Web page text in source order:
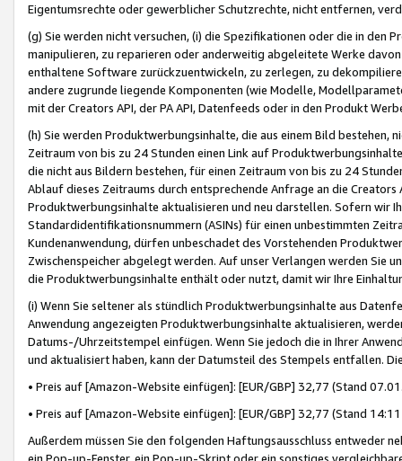
Eigentumsrechte oder gewerblicher Schutzrechte, nicht entfernen,
(g) Sie werden nicht versuchen, (i) die Spezifikationen oder die in
manipulieren, zu reparieren oder anderweitig abgeleitete Werke
enthaltene Software zurückzuentwickeln, zu zerlegen, zu
andere zugrunde liegende Komponenten (wie Modelle,
mit der Creators API, der PA API, Datenfeeds oder in den Produkt
(h) Sie werden Produktwerbungsinhalte, die aus einem Bild bestehen,
Zeitraum von bis zu 24 Stunden einen Link auf
die nicht aus Bildern bestehen, für einen Zeitraum von bis zu 24
Ablauf dieses Zeitraums durch entsprechende Anfrage an die
Produktwerbungsinhalte aktualisieren und neu darstellen. Sofern wir
Standardidentifikationsnummern (ASINs) für einen unbestimmten
Kundenanwendung, dürfen unbeschadet des Vorstehenden
Zwischenspeicher abgelegt werden. Auf unser Verlangen werden Sie
die Produktwerbungsinhalte enthält oder nutzt, damit wir Ihre
(i) Wenn Sie seltener als stündlich Produktwerbungsinhalte aus
Anwendung angezeigten Produktwerbungsinhalte aktualisieren,
Datums-/Uhrzeitstempel einfügen. Wenn Sie jedoch die in Ihrer
und aktualisiert haben, kann der Datumsteil des Stempels entfallen.
• Preis auf [Amazon-Website einfügen]: [EUR/GBP] 32,77 (Stand
• Preis auf [Amazon-Website einfügen]: [EUR/GBP] 32,77 (Stand
Außerdem müssen Sie den folgenden Haftungsausschluss entweder
ein Pop-up-Fenster, ein Pop-up-Skript oder ein sonstiges